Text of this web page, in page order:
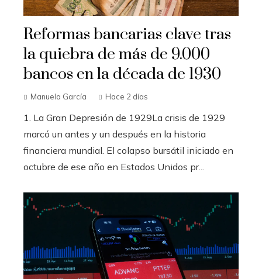
Reformas bancarias clave tras
la quiebra de más de 9.000
bancos en la década de 1930
Manuela García Hace 2 días
1. La Gran Depresión de 1929La crisis de 1929
marcó un antes y un después en la historia
financiera mundial. El colapso bursátil iniciado en
octubre de ese año en Estados Unidos pr...